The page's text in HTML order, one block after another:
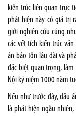
kiến trúc liên quan trực
phát hiện này có giá trị
giới nghiên cứu cũng
các vết tích kiến trúc
án bảo tồn lâu dài và
đặc biệt quan trọng,
Nội kỷ niệm 1000 năm
Nếu như trước đây, dấu
là phát hiện ngẫu